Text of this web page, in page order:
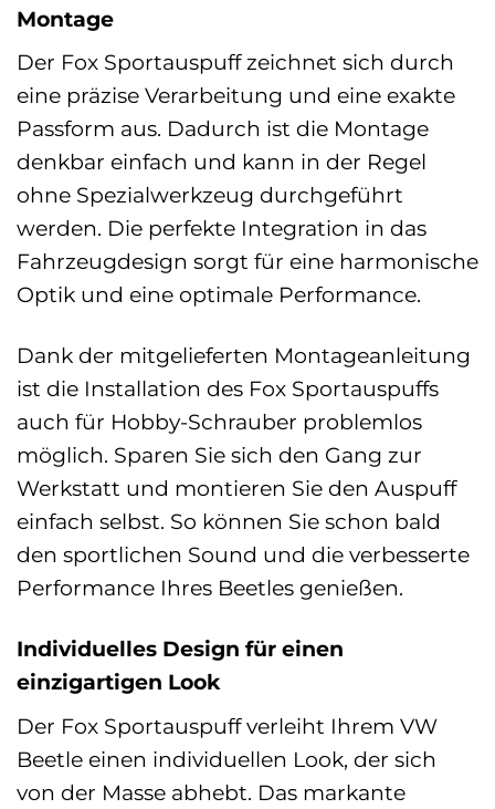
Montage
Der Fox Sportauspuff zeichnet sich durch
eine präzise Verarbeitung und eine exakte
Passform aus. Dadurch ist die Montage
denkbar einfach und kann in der Regel
ohne Spezialwerkzeug durchgeführt
werden. Die perfekte Integration in das
Fahrzeugdesign sorgt für eine harmonische
Optik und eine optimale Performance.
Dank der mitgelieferten Montageanleitung
ist die Installation des Fox Sportauspuffs
auch für Hobby-Schrauber problemlos
möglich. Sparen Sie sich den Gang zur
Werkstatt und montieren Sie den Auspuff
einfach selbst. So können Sie schon bald
den sportlichen Sound und die verbesserte
Performance Ihres Beetles genießen.
Individuelles Design für einen
einzigartigen Look
Der Fox Sportauspuff verleiht Ihrem VW
Beetle einen individuellen Look, der sich
von der Masse abhebt. Das markante